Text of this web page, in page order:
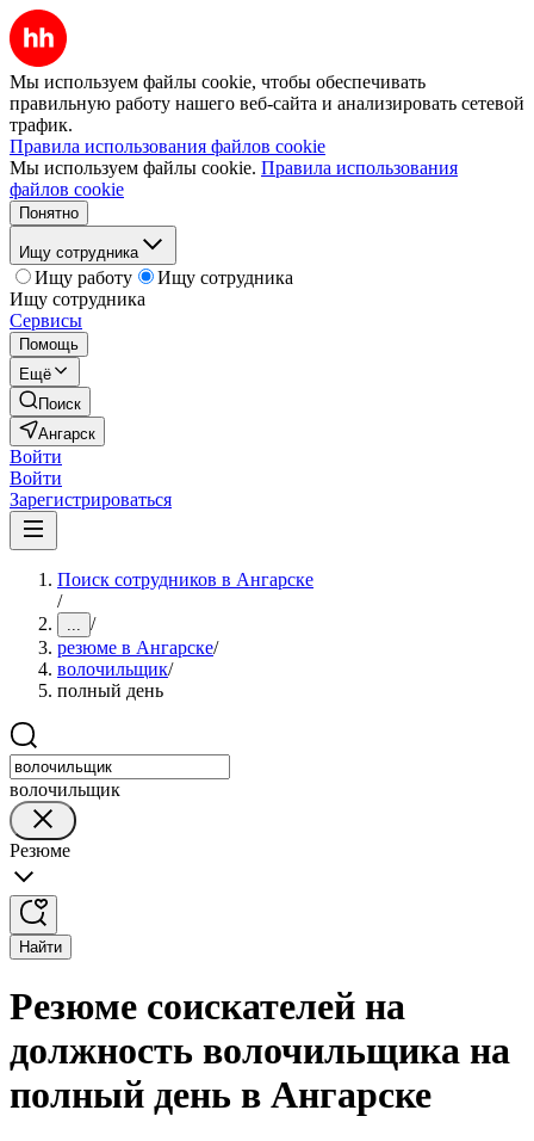
Мы используем файлы cookie, чтобы обеспечивать
правильную работу нашего веб-сайта и анализировать сетевой
трафик.
Правила использования файлов cookie
Мы используем файлы cookie. Правила использования
файлов cookie
Понятно
Ищу сотрудника
Ищу работу
Ищу сотрудника
Ищу сотрудника
Сервисы
Помощь
Ещё
Поиск
Ангарск
Войти
Войти
Зарегистрироваться
Поиск сотрудников в Ангарске
/
... /
резюме в Ангарске/
волочильщик/
полный день
волочильщик
Резюме
Найти
Резюме соискателей на
должность волочильщика на
полный день в Ангарске